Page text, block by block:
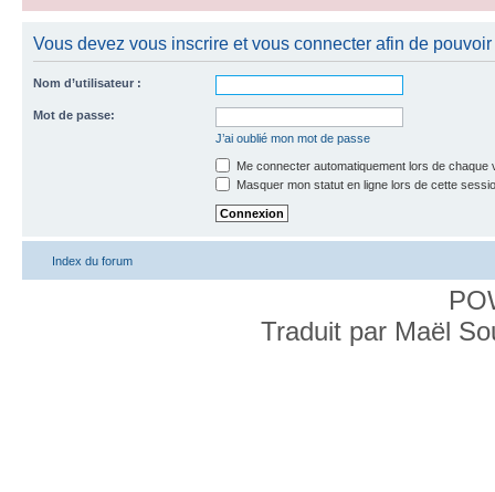
Vous devez vous inscrire et vous connecter afin de
Nom d’utilisateur :
Mot de passe:
J’ai oublié mon mot de passe
Me connecter automatiquement lors de chaque
Masquer mon statut en ligne lors de cette
Index du forum
Traduit par Maël